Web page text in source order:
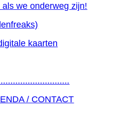
we onderweg zijn!
kaarten
/ CONTACT